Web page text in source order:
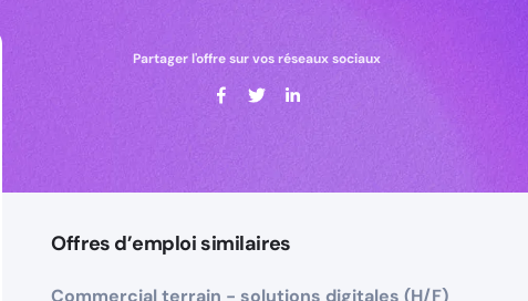
Partager l'offre sur vos réseaux sociaux
Offres d’emploi similaires
Commercial terrain - solutions digitales (H/F)